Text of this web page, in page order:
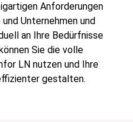
Anforderungen
Unternehmen und
an Ihre Bedürfnisse
Sie die volle
LN nutzen und Ihre
gestalten.